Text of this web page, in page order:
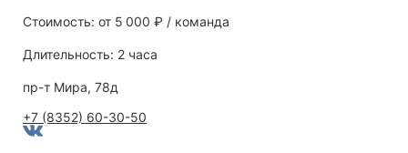
Стоимость: от 5 000 ₽ / команда
Длительность: 2 часа
пр-т Мира, 78д
+7 (8352) 60-30-50